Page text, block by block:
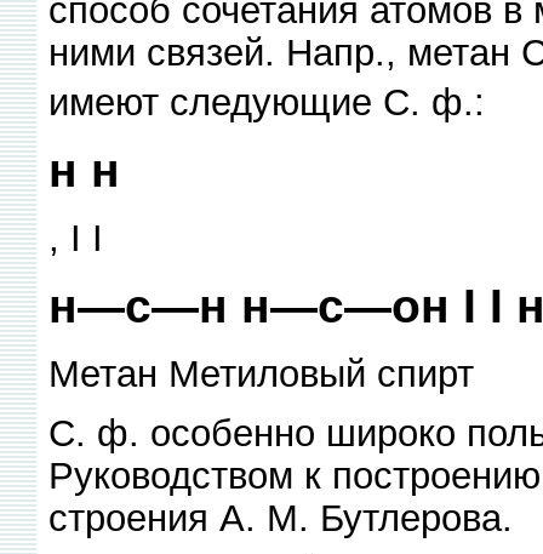
способ сочетания атомов
ними связей. Напр., метан
имеют следующие С. ф.:
н н
, I I
н—с—н н—с—он I I
Метан Метиловый спирт
С. ф. особенно широко
Руководством к
строения А. М. Бутлерова.